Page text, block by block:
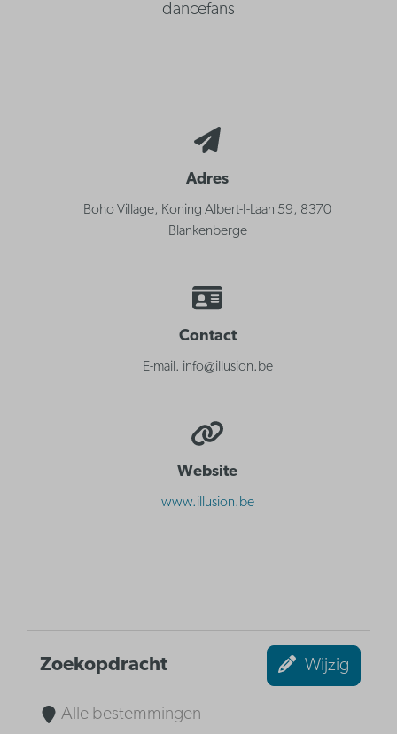
dancefans
Adres
Boho Village, Koning Albert-I-Laan 59, 8370
Blankenberge
Contact
E-mail. info@illusion.be
Website
www.illusion.be
Zoekopdracht Wijzig
Alle bestemmingen